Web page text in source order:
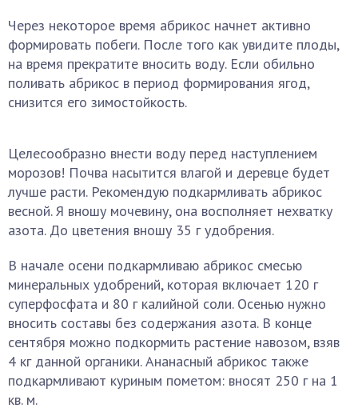
Через некоторое время абрикос начнет активно
формировать побеги. После того как увидите плоды,
на время прекратите вносить воду. Если обильно
поливать абрикос в период формирования ягод,
снизится его зимостойкость.
Целесообразно внести воду перед наступлением
морозов! Почва насытится влагой и деревце будет
лучше расти. Рекомендую подкармливать абрикос
весной. Я вношу мочевину, она восполняет нехватку
азота. До цветения вношу 35 г удобрения.
В начале осени подкармливаю абрикос смесью
минеральных удобрений, которая включает 120 г
суперфосфата и 80 г калийной соли. Осенью нужно
вносить составы без содержания азота. В конце
сентября можно подкормить растение навозом, взяв
4 кг данной органики. Ананасный абрикос также
подкармливают куриным пометом: вносят 250 г на 1
кв. м.